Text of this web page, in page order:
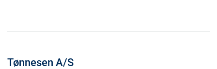
Tønnesen A/S